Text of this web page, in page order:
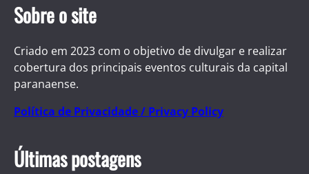
Sobre o site
Criado em 2023 com o objetivo de divulgar e realizar
cobertura dos principais eventos culturais da capital
paranaense.
Política de Privacidade / Privacy Policy
Últimas postagens